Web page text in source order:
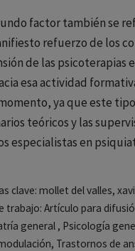
factor también se
refuerzo de los
de las psicoterapias
esa actividad
ya que este
teóricos y las
especialistas en
clave: mollet del valles,
trabajo: Artículo para
general , Psicología
Trastornos de